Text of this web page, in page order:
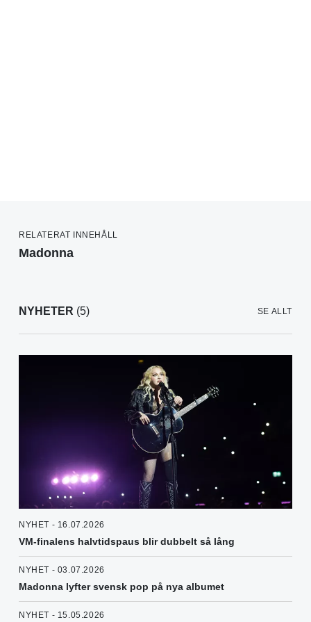
RELATERAT INNEHÅLL
Madonna
NYHETER (5) SE ALLT
NYHET - 16.07.2026
VM-finalens halvtidspaus blir dubbelt så lång
NYHET - 03.07.2026
Madonna lyfter svensk pop på nya albumet
NYHET - 15.05.2026